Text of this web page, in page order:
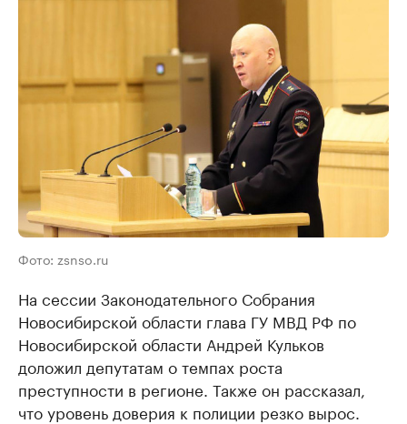
Фото: zsnso.ru
На сессии Законодательного Собрания
Новосибирской области глава ГУ МВД РФ по
Новосибирской области Андрей Кульков
доложил депутатам о темпах роста
преступности в регионе. Также он рассказал,
что уровень доверия к полиции резко вырос.